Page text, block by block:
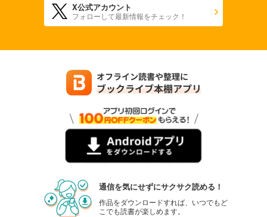
X公式アカウント
フォローして最新情報をチェック！
通信を気にせずにサクサク読める！
作品をダウンロードすれば、いつでもど
こでも読書が楽しめます。